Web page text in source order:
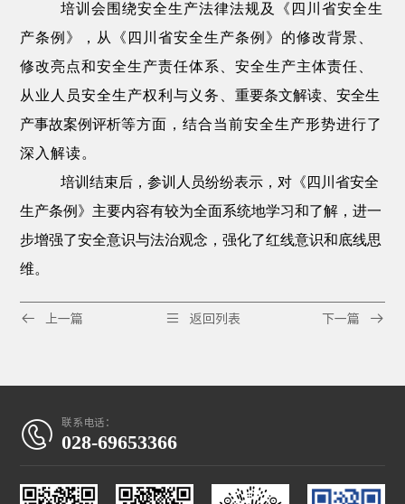
培训会围绕安全生产法律法规及《四川省安全生
产条例》，从《四川省安全生产条例》的修改背景、
修改亮点和安全生产责任体系、安全生产主体责任、
从业人员安全生产权利与义务、重要条文解读、安全生
产事故案例评析等方面，结合当前安全生产形势进行了
深入解读。
培训结束后，参训人员纷纷表示，对《四川省安全
生产条例》主要内容有较为全面系统地学习和了解，进一
步增强了安全意识与法治观念，强化了红线意识和底线思
维。
 上一篇  返回列表 下一篇 
 联系电话：
028-69653366